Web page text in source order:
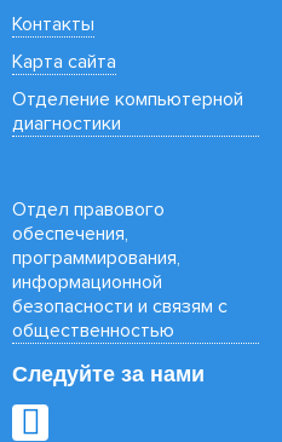
Контакты
Карта сайта
Отделение компьютерной
диагностики
Отдел правового
обеспечения,
программирования,
информационной
безопасности и связям с
общественностью
Следуйте за нами